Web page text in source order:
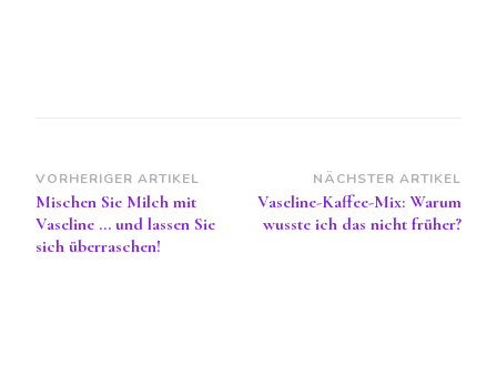
Beitragsnavigation
VORHERIGER ARTIKEL
Mischen Sie Milch mit
Vaseline … und lassen Sie
sich überraschen!
NÄCHSTER ARTIKEL
Vaseline-Kaffee-Mix: Warum
wusste ich das nicht früher?